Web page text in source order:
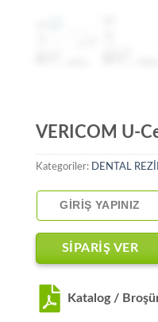
VERICOM U-
Kategoriler: DENTAL
GIRIŞ YAPINIZ
SİPARİŞ VER
Katalog /